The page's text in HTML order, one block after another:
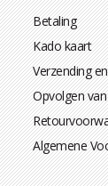
Betaling
Kado kaart
Verzending
Opvolgen
Algemene